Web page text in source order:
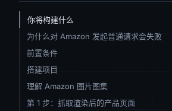
你将构建什么
为什么对 Amazon 发起普通请求会失败
前置条件
搭建项目
理解 Amazon 图片图集
第 1 步：抓取渲染后的产品页面